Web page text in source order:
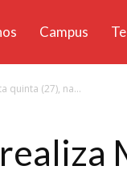
Campus
quinta (27), na...